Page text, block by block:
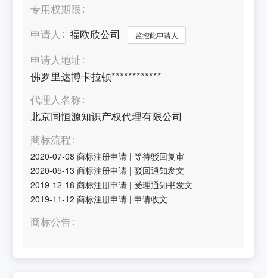
专用权期限
申请人
福欧欣公司 监控此申请人
申请人地址
佛罗里达博卡拉顿************
代理人名称
北京同恒源知识产权代理有限公司
商标流程
2020-07-08 商标注册申请 |等待驳回复审
2020-05-13 商标注册申请 |驳回通知发文
2019-12-18 商标注册申请 |受理通知书发文
2019-11-12 商标注册申请 |申请收文
商标公告